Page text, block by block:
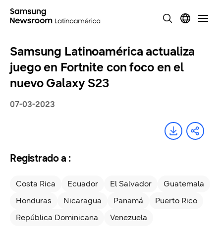
Samsung Latinoamérica actualiza
juego en Fortnite con foco en el
nuevo Galaxy S23
07-03-2023
Registrado a :
Costa Rica Ecuador El Salvador
Guatemala
Honduras
Nicaragua Panamá
Puerto Rico
República Dominicana
Venezuela